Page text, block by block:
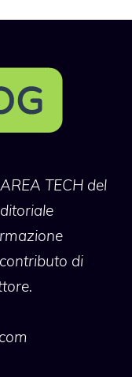
TECH del
di